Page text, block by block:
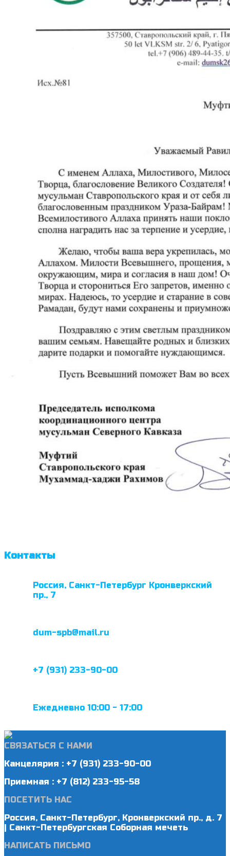
Контакты
Россия, Санкт-Петербург Кронверкский
пр., 7
dum-spb@mail.ru
+7 (931) 233-90-00
Ежедневно 10:00 - 17:00
СВЯЗАТЬСЯ С НАМИ
Канцелярия : +7 (931) 233-90-00
Приемная : +7 (812) 233-95-58
ПОСЕТИТЬ НАС
Россия, Санкт-Петербург, Кронверкский пр., д. 7
| Санкт-Петербургская Соборная мечеть
НАПИСАТЬ ПИСЬМО